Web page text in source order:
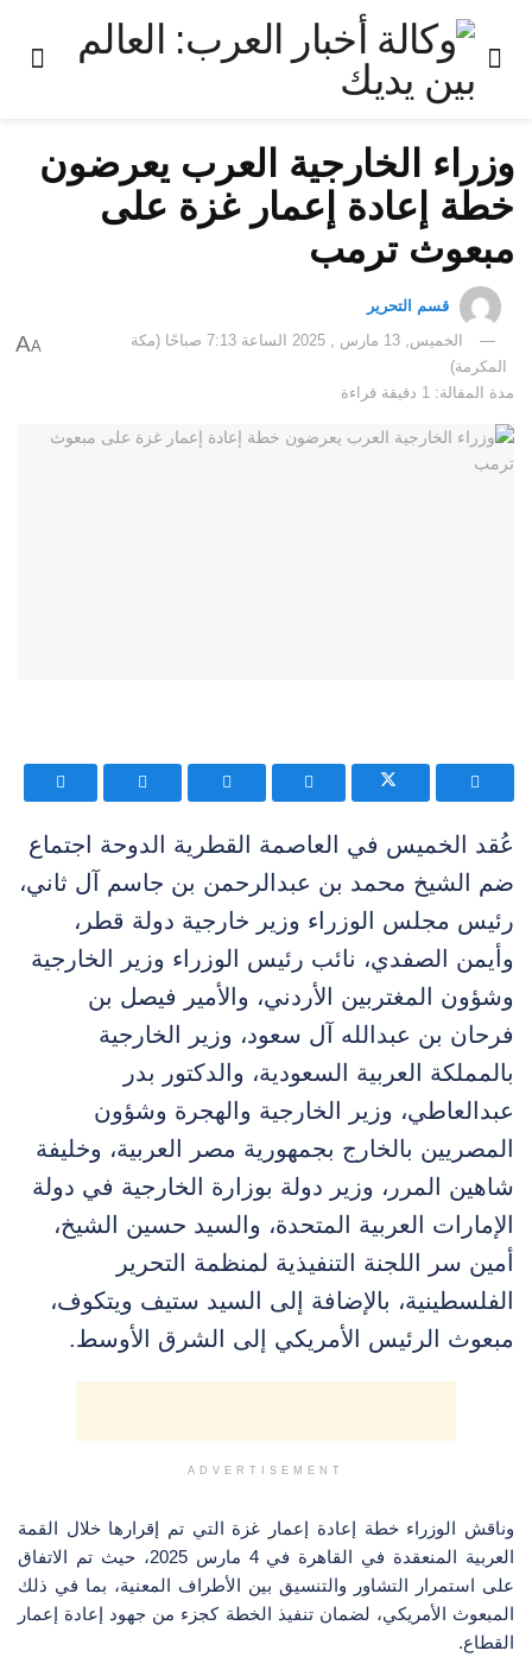
وزراء الخارجية العرب يعرضون
خطة إعادة إعمار غزة على
مبعوث ترمب
قسم التحرير
الخميس, 13 مارس , 2025 الساعة 7:13 صباحًا (مكة
المكرمة)
مدة المقالة: 1 دقيقة قراءة
A
A
عُقد الخميس في العاصمة القطرية الدوحة اجتماع
ضم الشيخ محمد بن عبدالرحمن بن جاسم آل ثاني،
رئيس مجلس الوزراء وزير خارجية دولة قطر،
وأيمن الصفدي، نائب رئيس الوزراء وزير الخارجية
وشؤون المغتربين الأردني، والأمير فيصل بن
فرحان بن عبدالله آل سعود، وزير الخارجية
بالمملكة العربية السعودية، والدكتور بدر
عبدالعاطي، وزير الخارجية والهجرة وشؤون
المصريين بالخارج بجمهورية مصر العربية، وخليفة
شاهين المرر، وزير دولة بوزارة الخارجية في دولة
الإمارات العربية المتحدة، والسيد حسين الشيخ،
أمين سر اللجنة التنفيذية لمنظمة التحرير
الفلسطينية، بالإضافة إلى السيد ستيف ويتكوف،
مبعوث الرئيس الأمريكي إلى الشرق الأوسط.
ADVERTISEMENT
وناقش الوزراء خطة إعادة إعمار غزة التي تم إقرارها خلال القمة
العربية المنعقدة في القاهرة في 4 مارس 2025، حيث تم الاتفاق
على استمرار التشاور والتنسيق بين الأطراف المعنية، بما في ذلك
المبعوث الأمريكي، لضمان تنفيذ الخطة كجزء من جهود إعادة إعمار
القطاع.